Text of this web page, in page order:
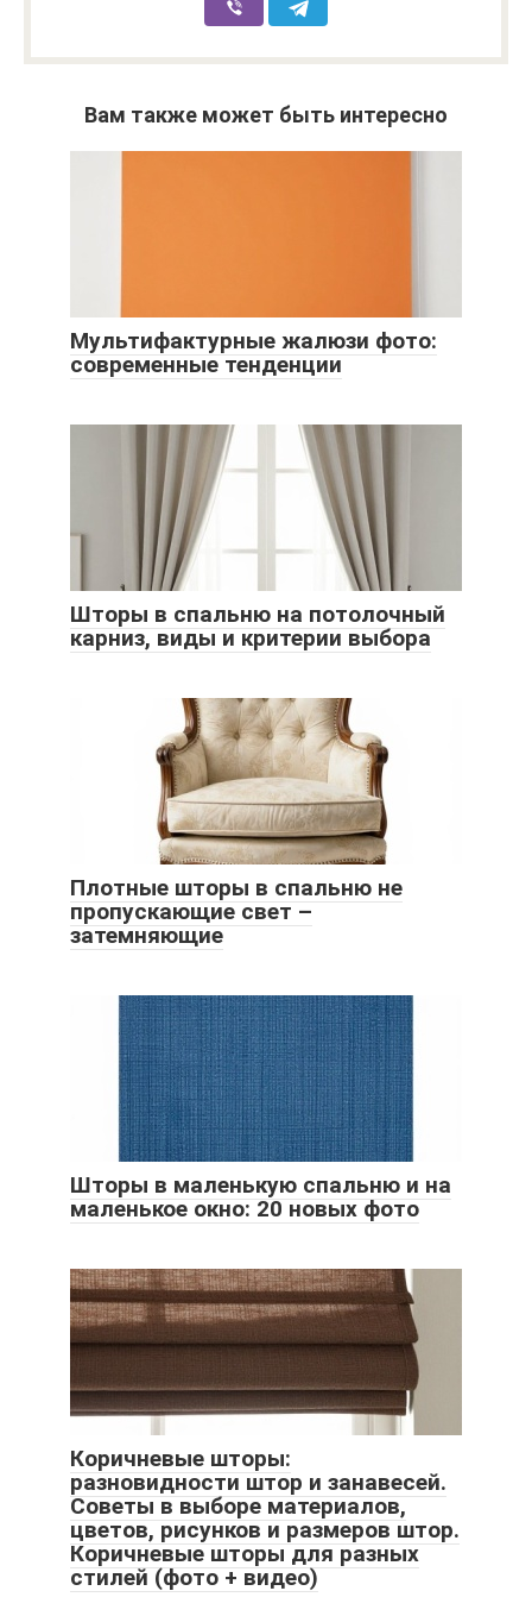
Вам также может быть интересно
Мультифактурные жалюзи фото:
современные тенденции
Шторы в спальню на потолочный
карниз, виды и критерии выбора
Плотные шторы в спальню не
пропускающие свет –
затемняющие
Шторы в маленькую спальню и на
маленькое окно: 20 новых фото
Коричневые шторы:
разновидности штор и занавесей.
Советы в выборе материалов,
цветов, рисунков и размеров штор.
Коричневые шторы для разных
стилей (фото + видео)